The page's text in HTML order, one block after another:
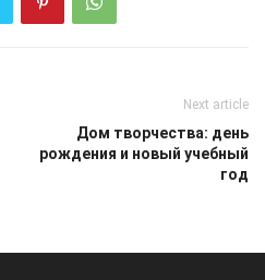
Next article
Дом творчества: день
рождения и новый учебный
год